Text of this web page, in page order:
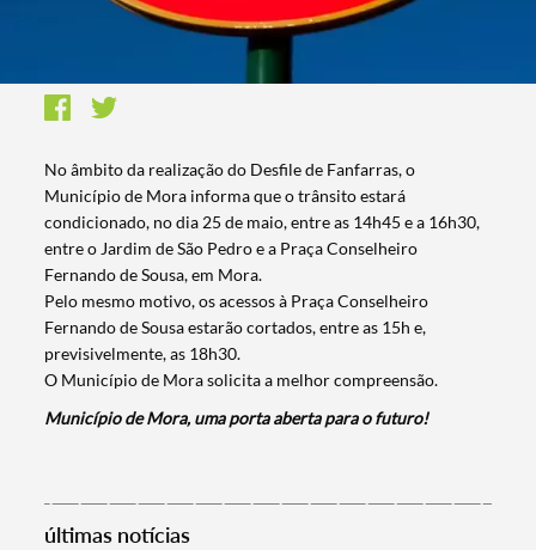
No âmbito da realização do Desfile de Fanfarras, o
Município de Mora informa que o trânsito estará
condicionado, no dia 25 de maio, entre as 14h45 e a 16h30,
entre o Jardim de São Pedro e a Praça Conselheiro
Fernando de Sousa, em Mora.
Pelo mesmo motivo, os acessos à Praça Conselheiro
Fernando de Sousa estarão cortados, entre as 15h e,
previsivelmente, as 18h30.
O Município de Mora solicita a melhor compreensão.
Município de Mora, uma porta aberta para o futuro!
últimas notícias